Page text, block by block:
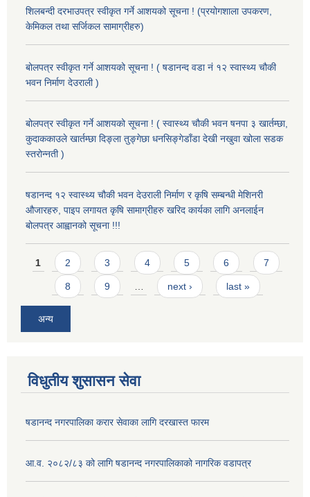
शिलबन्दी दरभाउपत्र स्वीकृत गर्ने आशयको सूचना ! (प्रयोगशाला उपकरण,
केमिकल तथा सर्जिकल सामाग्रीहरु)
बोलपत्र स्वीकृत गर्ने आशयको सूचना ! ( षडानन्द वडा नं १२ स्वास्थ्य चौकी
भवन निर्माण देउराली )
बोलपत्र स्वीकृत गर्ने आशयको सूचना ! ( स्वास्थ्य चौकी भवन षनपा ३ खार्तम्छा,
कुदाककाउले खार्तम्छा दिङ्ला तुङ्गेछा धनसिङ्गेडाँडा देखी नखुवा खोला सडक
स्तरोन्नती )
षडानन्द १२ स्वास्थ्य चौकी भवन देउराली निर्माण र कृषि सम्बन्धी मेशिनरी
औजारहरु, पाइप लगायत कृषि सामाग्रीहरु खरिद कार्यका लागि अनलाईन
बोलपत्र आह्वानको सूचना !!!
Pages
1 2 3 4 5 6 7
8 9 … next › last »
अन्य
विधुतीय शुसासन सेवा
षडानन्द नगरपालिका करार सेवाका लागि दरखास्त फारम
आ.व. २०८२/८३ को लागि षडानन्द नगरपालिकाको नागरिक वडापत्र